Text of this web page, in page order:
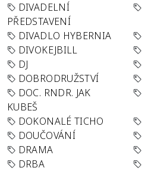
DIVADELNÍ
PŘEDSTAVENÍ
DIVADLO HYBERNIA
DIVOKEJBILL
DJ
DOBRODRUŽSTVÍ
DOC. RNDR. JAK
KUBEŠ
DOKONALÉ TICHO
DOUČOVÁNÍ
DRAMA
DRBA